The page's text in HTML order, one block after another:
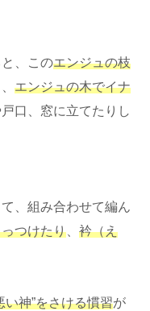
、このエンジュの枝
エンジュの木でイナ
口、窓に立てたりし
、組み合わせて編ん
つけたり
衿（え
い神”をさける慣習が